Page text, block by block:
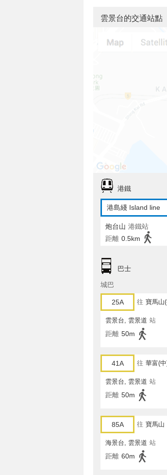
雲景台的交通站點
港鐵
港島綫 Island line
炮台山 港鐵站
距離 0.5km
巴士
城巴
25A 往 寶馬山
雲景台, 雲景道 站
距離 50m
41A 往 華富(
雲景台, 雲景道 站
距離 50m
85A 往 寶馬山
海景台, 雲景道 站
距離 60m